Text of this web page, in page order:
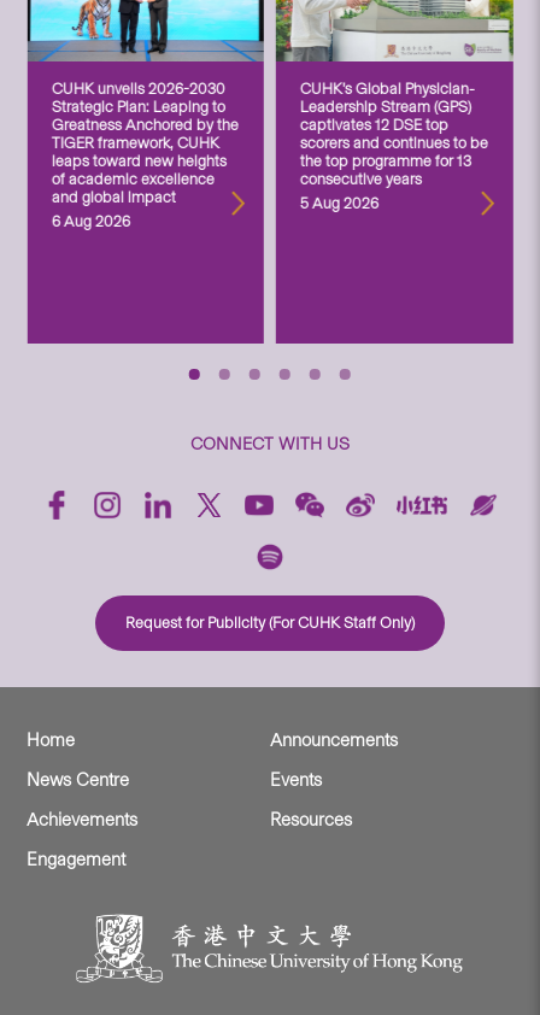
CUHK unveils 2026-2030
Strategic Plan: Leaping to
Greatness Anchored by the
TIGER framework, CUHK
leaps toward new heights
of academic excellence
and global impact
6 Aug 2026
CUHK’s Global Physician-
Leadership Stream (GPS)
captivates 12 DSE top
scorers and continues to be
the top programme for 13
consecutive years
5 Aug 2026
CONNECT WITH US
Request for Publicity (For CUHK Staff Only)
Home
Announcements
News Centre
Events
Achievements
Resources
Engagement